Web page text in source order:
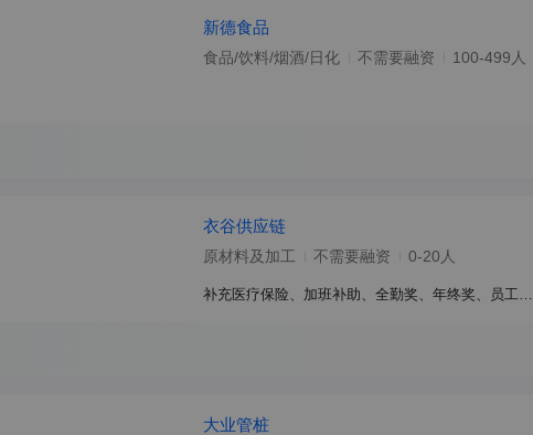
新德食品
食品/饮料/烟酒/日化 不需要融资 100-499人
衣谷供应链
原材料及加工 不需要融资 0-20人
补充医疗保险、加班补助、全勤奖、年终奖、员工旅游、包吃、节日福利、包住
大业管桩